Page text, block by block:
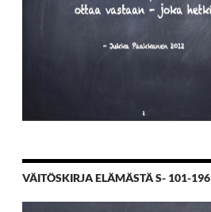
VÄITÖSKIRJA ELÄMÄSTÄ S- 101-196